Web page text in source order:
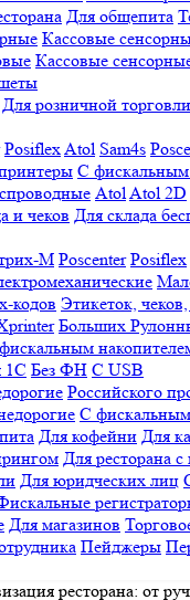
Для общепита
Кассовые
Кассовые
Для розничной торговли
PosiflexAtol Sam4s
С фискальным
AtolAtol 2D
и чеков Для склада
М Poscenter Posiflex
кодов Этикеток,
Больших
1С Без ФН С USB
Российского
С
Для кофейни Для
Для ресторана
Для юридческих лиц
Для магазинов
Пейджеры
ресторана: от